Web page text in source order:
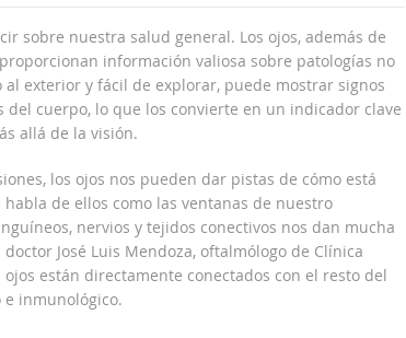
sobre nuestra salud general. Los ojos, además de
información valiosa sobre patologías no
al exterior y fácil de explorar, puede mostrar signos
cuerpo, lo que los convierte en un indicador clave
allá de la visión.
los ojos nos pueden dar pistas de cómo está
de ellos como las ventanas de nuestro
nervios y tejidos conectivos nos dan mucha
José Luis Mendoza, oftalmólogo de Clínica
están directamente conectados con el resto del
e inmunológico.
Delwin Jiménez, nuevo Contralor